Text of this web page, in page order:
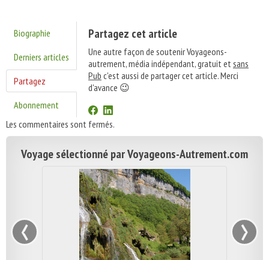
Biographie
Derniers articles
Partagez
Abonnement
Partagez cet article
Une autre façon de soutenir Voyageons-
autrement, média indépendant, gratuit etsans
Pub c'est aussi de partager cet article. Merci
d'avance 😉
Les commentaires sont fermés.
Voyage sélectionné par Voyageons-Autrement.com
‹ ›